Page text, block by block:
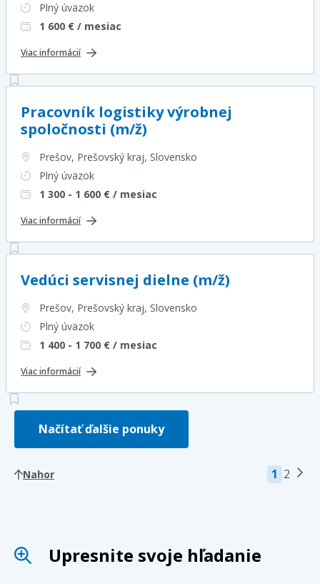
Plný úväzok
1 600 € / mesiac
Viac informácií
Pracovník logistiky výrobnej
spoločnosti (m/ž)
Prešov, Prešovský kraj, Slovensko
Plný úväzok
1 300 - 1 600 € / mesiac
Viac informácií
Vedúci servisnej dielne (m/ž)
Prešov, Prešovský kraj, Slovensko
Plný úväzok
1 400 - 1 700 € / mesiac
Viac informácií
Načítať ďalšie ponuky
1 2
Nahor
Upresnite svoje hľadanie